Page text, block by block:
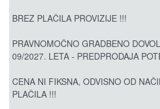
BREZ PLAČILA PROVIZIJE !!!
PRAVNOMOČNO GRADBENO
09/2027. LETA - PREDPRODAJA
CENA NI FIKSNA, ODVISNO OD
PLAČILA !!!